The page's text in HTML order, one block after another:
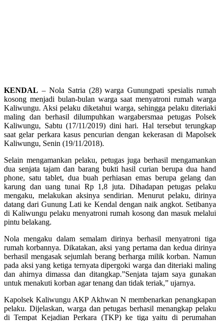
KENDAL – Nola Satria (28) warga Gunungpati spesialis rumah
kosong menjadi bulan-bulan warga saat menyatroni rumah warga
Kaliwungu. Aksi pelaku diketahui warga, sehingga pelaku diteriaki
maling dan berhasil dilumpuhkan wargabersmaa petugas Polsek
Kaliwungu, Sabtu (17/11/2019) dini hari. Hal tersebut terungkap
saat gelar perkara kasus pencurian dengan kekerasan di Mapolsek
Kaliwungu, Senin (19/11/2018).
Selain mengamankan pelaku, petugas juga berhasil mengamankan
dua senjata tajam dan barang bukti hasil curian berupa dua hand
phone, satu tablet, dua buah perhiasan emas berupa gelang dan
karung dan uang tunai Rp 1,8 juta. Dihadapan petugas pelaku
mengaku, melakukan aksinya sendirian. Menurut pelaku, dirinya
datang dari Gunung Lati ke Kendal dengan naik angkot. Setibanya
di Kaliwungu pelaku menyatroni rumah kosong dan masuk melalui
pintu belakang.
Nola mengaku dalam semalam dirinya berhasil menyatroni tiga
rumah korbannya. Dikatakan, aksi yang pertama dan kedua dirinya
berhasil mengasak sejumlah berang berharga milik korban. Namun
pada aksi yang ketiga ternyata dipergoki warga dan diteriaki maling
dan ahirnya dimassa dan ditangkap.”Senjata tajam saya gunakan
untuk menakuti korban agar tenang dan tidak teriak,” ujarnya.
Kapolsek Kaliwungu AKP Akhwan N membenarkan penangkapan
pelaku. Dijelaskan, warga dan petugas berhasil menangkap pelaku
di Tempat Kejadian Perkara (TKP) ke tiga yaitu di perumahan